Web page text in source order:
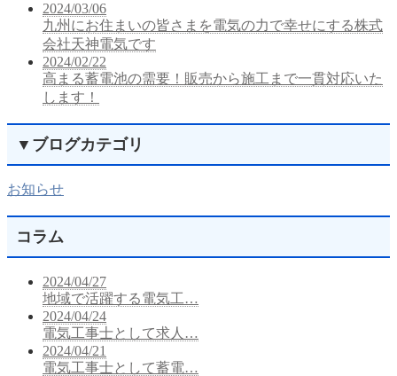
2024/03/06
九州にお住まいの皆さまを電気の力で幸せにする株式
会社天神電気です
2024/02/22
高まる蓄電池の需要！販売から施工まで一貫対応いた
します！
▼ ブログカテゴリ
お知らせ
コラム
2024/04/27
地域で活躍する電気工…
2024/04/24
電気工事士として求人…
2024/04/21
電気工事士として蓄電…